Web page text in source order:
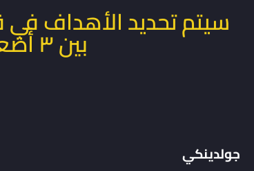
سيتم تحديد الأهداف في
بين ٣ أضعاف إلى ١٥ ضعف من القيمة المستثمرة.
جولدينكي